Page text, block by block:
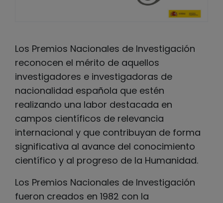
Los Premios Nacionales de Investigación
reconocen el mérito de aquellos
investigadores e investigadoras de
nacionalidad española que estén
realizando una labor destacada en
campos científicos de relevancia
internacional y que contribuyan de forma
significativa al avance del conocimiento
científico y al progreso de la Humanidad.
Los Premios Nacionales de Investigación
fueron creados en 1982 con la